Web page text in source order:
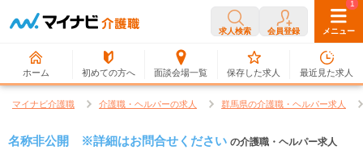
求人検索 会員登録 メニュー
ホーム 初めての方へ 面談会場一覧
0
保存した求人
1
最近見た求人
マイナビ介護職 介護職・ヘルパーの求人 群馬県の介護職・ヘルパー求人
名称非公開 ※詳細はお問合せください の介護職・ヘルパー求人